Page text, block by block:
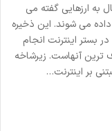
به ارزهایی گفته می
می شوند. این ذخیره
بستر اینترنت انجام
ترین آنهاست. زیرشاخه
بر اینترنت…